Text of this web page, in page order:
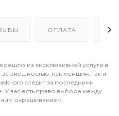
ОПЛАТА
из эксклюзивной услуги в
внешностью, как женщин, так и
pro следит за последними
У вас есть право выбора между
окрашиванием.